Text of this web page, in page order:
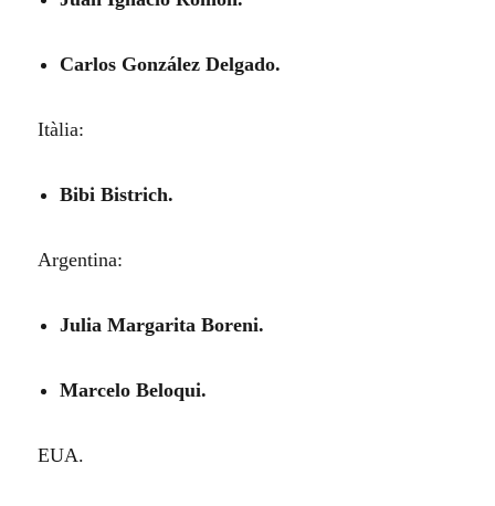
Carlos González Delgado.
Itàlia:
Bibi Bistrich.
Argentina:
Julia Margarita Boreni.
Marcelo Beloqui.
EUA.